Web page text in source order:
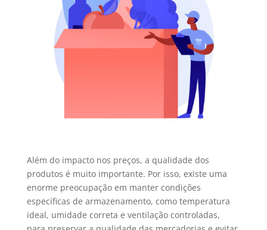
Além do impacto nos preços, a qualidade dos
produtos é muito importante. Por isso, existe uma
enorme preocupação em manter condições
específicas de armazenamento, como temperatura
ideal, umidade correta e ventilação controladas,